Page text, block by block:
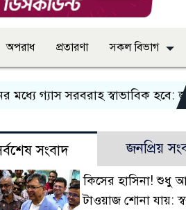
অপরাধ প্রতারণা সকল বিভাগ
গ্যাস সরবরাহ স্বাভাবিক হবে: জ্বালানি
সংবাদ জনপ্রিয়
কিসের হাসিনা! শুধু
টাওয়াজ শোনা যায়: